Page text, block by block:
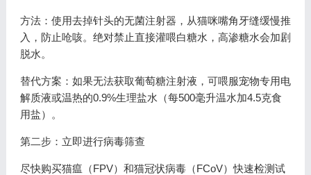
方法：使用去掉针头的无菌注射器，从猫咪嘴角牙缝缓慢推
入，防止呛咳。绝对禁止直接灌喂白糖水，高渗糖水会加剧
脱水。
替代方案：如果无法获取葡萄糖注射液，可喂服宠物专用电
解质液或温热的0.9%生理盐水（每500毫升温水加4.5克食
用盐）。
第二步：立即进行病毒筛查
尽快购买猫瘟（FPV）和猫冠状病毒（FCoV）快速检测试